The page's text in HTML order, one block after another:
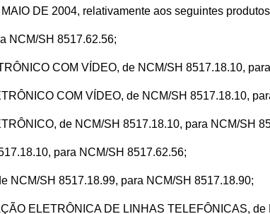
DE 2004, relativamente aos seguintes
NCM/SH 8517.62.56;
COM VÍDEO, de NCM/SH 8517.18.10,
COM VÍDEO, de NCM/SH 8517.18.10,
de NCM/SH 8517.18.10, para NCM/SH
para NCM/SH 8517.62.56;
NCM/SH 8517.18.99, para NCM/SH 8517.18.90;
ELETRÔNICA DE LINHAS TELEFÔNICAS,